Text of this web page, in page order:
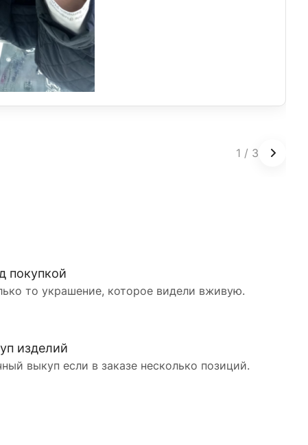
1 / 3
покупкой
то украшение, которое видели вживую.
изделий
выкуп если в заказе несколько позиций.